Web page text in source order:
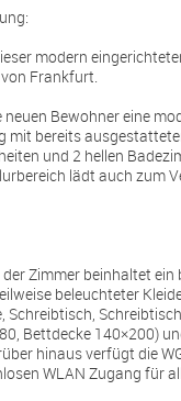
modern
Frankfurt.
Bewohner eine
mit bereits
und 2 hellen
lädt auch zum
Zimmer beinhaltet ein
beleuchteter
Schreibtisch,
Bettdecke 140×200)
hinaus verfügt die
WLAN Zugang für